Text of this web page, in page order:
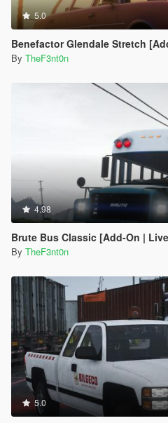
5.0
Benefactor Glendale Stretch [Add-
By TheF3nt0n
4.98
Brute Bus Classic [Add-On |
By TheF3nt0n
5.0